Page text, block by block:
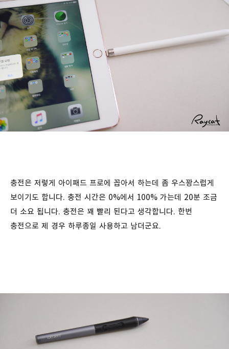
충전은 저렇게 아이패드 프로에 꼽아서 하는데 좀 우스꽝스럽게
보이기도 합니다. 충전 시간은 0%에서 100% 가는데 20분 조금
더 소요 됩니다. 충전은 꽤 빨리 된다고 생각합니다. 한번
충전으로 제 경우 하루종일 사용하고 남더군요.